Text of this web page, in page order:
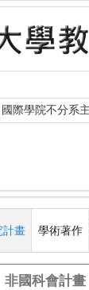
國際學院不分系
計畫 學術著作
非國科會計畫